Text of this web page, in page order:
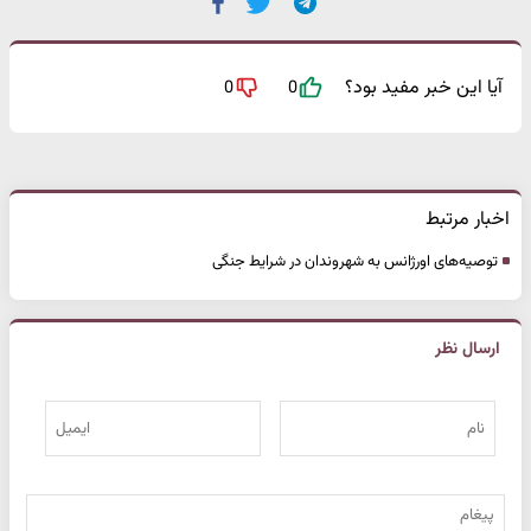
آیا این خبر مفید بود؟ 0
0
اخبار مرتبط
توصیه‌های اورژانس به شهروندان در شرایط جنگی
ارسال نظر